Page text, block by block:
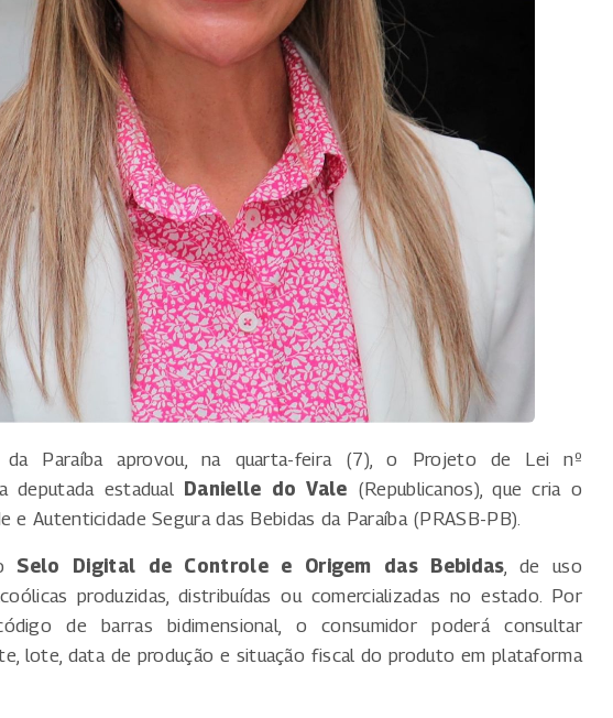
da Paraíba aprovou, na quarta-feira (7), o Projeto de Lei nº
estadual Danielle do Vale (Republicanos), que cria o
e Autenticidade Segura das Bebidas da Paraíba (PRASB-PB).
oSelo Digital de Controle e Origem das Bebidas , de uso
produzidas, distribuídas ou comercializadas no estado. Por
de barras bidimensional, o consumidor poderá consultar
lote, data de produção e situação fiscal do produto em plataforma